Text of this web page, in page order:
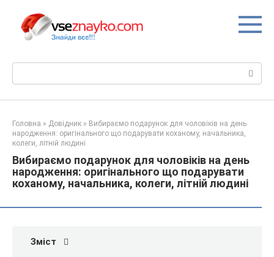
вмісту
Головна » Довідник » Вибираємо подарунок для чоловіків на день
народження: оригінального що подарувати коханому, начальника,
колеги, літній людині
Вибираємо подарунок для чоловіків на день
народження: оригінального що подарувати
коханому, начальника, колеги, літній людині
Зміст